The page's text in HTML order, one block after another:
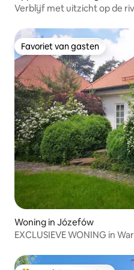
Verblijf met uitzicht op de
Favoriet van gasten
Favoriet van gasten
Woning in Józefów
EXCLUSIEVE WONING in